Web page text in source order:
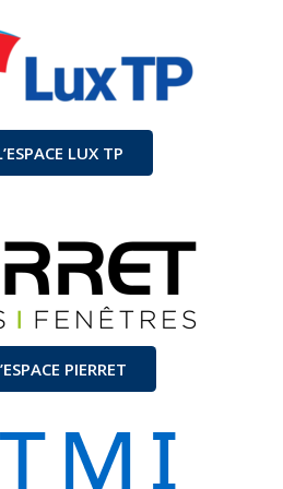
LUX TP
PIERRET